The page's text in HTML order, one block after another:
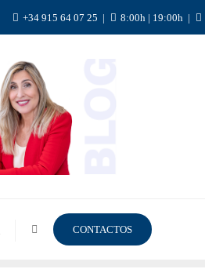
+34 915 64 07 25 8:00h | 19:00h
CONTACTOS